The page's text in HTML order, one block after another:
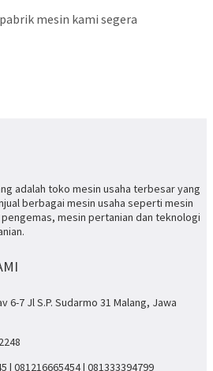
mesin kami segera
adalah toko mesin usaha terbesar yang
berbagai mesin usaha seperti mesin
mesin pertanian dan teknologi
6-7 Jl S.P. Sudarmo 31 Malang, Jawa
| 081216665454 | 081333394799